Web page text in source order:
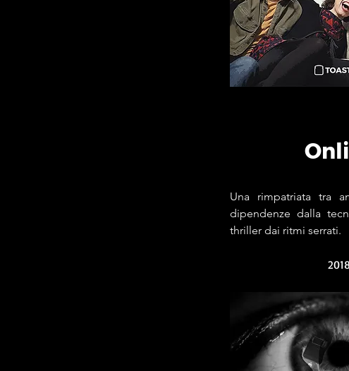
Una rimpatriata tra
dipendenze dalla
thriller dai ritmi serrati.